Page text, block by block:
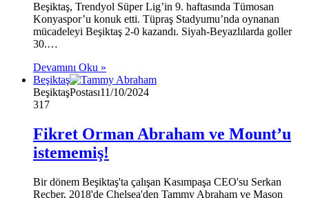
Beşiktaş, Trendyol Süper Lig’in 9. haftasında Tümosan
Konyaspor’u konuk etti. Tüpraş Stadyumu’nda oynanan
mücadeleyi Beşiktaş 2-0 kazandı. Siyah-Beyazlılarda goller
30.…
Devamını Oku »
Beşiktaş
BeşiktaşPostası11/10/2024
317
Fikret Orman Abraham ve Mount’u
istememiş!
Bir dönem Beşiktaş'ta çalışan Kasımpaşa CEO'su Serkan
Reçber, 2018'de Chelsea'den Tammy Abraham ve Mason